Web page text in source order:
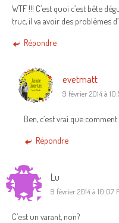
WTF !!! C’est quoi c’est bête
truc, il va avoir des problèmes
Répondre
evetmatt
9 février 2014 à
Ben, c’est vrai que
Répondre
Lu
9 février 2014 à 10:07
C’est un varant, non?